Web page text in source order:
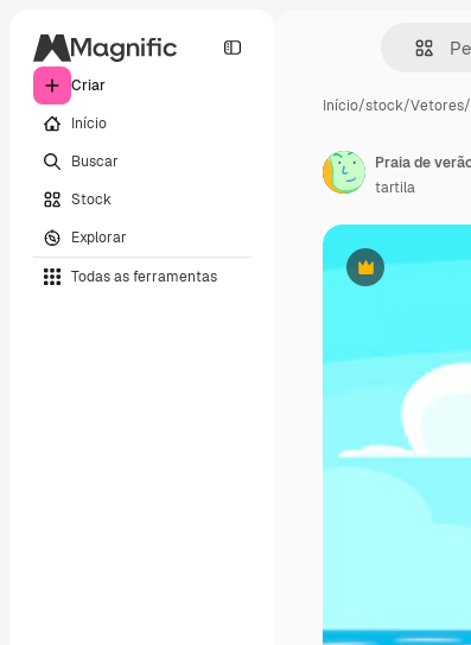
Criar
Início
Buscar
Stock
Explorar
Todas as ferramentas
Início/stock/Vetores/
Premium
tartila